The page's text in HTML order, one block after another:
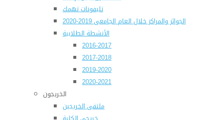
تليفونات تهمك
الجوائز والمراكز خلال العام الجامعى 2019-2020
الأنشطة الطلابية
2016-2017
2017-2018
2019-2020
2020-2021
الخريجون
ملتقى الخريجين